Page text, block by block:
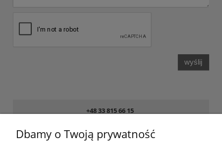
wyślij
+48 33 815 66 15
sklep@obuwiemedyczne.pl
Dbamy o Twoją prywatność